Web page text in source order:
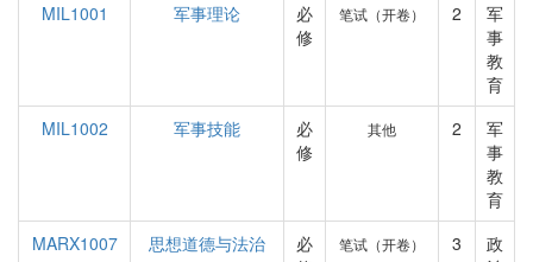
MIL1001 军事理论
必
修
笔试（开卷） 2
军
事
教
育
MIL1002
军事技能
必
修
其他 2
军
事
教
育
MARX1007
思想道德与法治
必
笔试（开卷） 3
政